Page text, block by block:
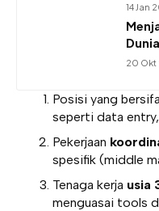
14 Jan
20 Okt
Posisi yang
seperti data
Pekerjaan
spesifik (middle
Tenaga kerja usia
menguasai tools